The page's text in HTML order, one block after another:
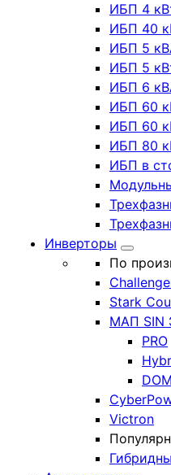
ИБП 4
ИБП 40
ИБП 5
ИБП 5
ИБП 6
ИБП 60
ИБП 60
ИБП 80
ИБП в
Инверторы
По
Stark
МАП SIN
PRO
Victron